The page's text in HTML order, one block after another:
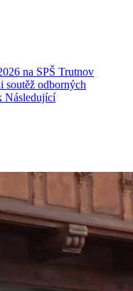
na SPŠ Trutnov
soutěž odborných
Následující